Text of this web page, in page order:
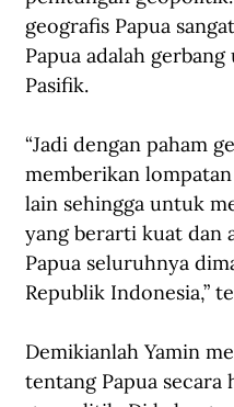
geografis Papua
Papua adalah
Pasifik.
“Jadi dengan paham
memberikan
lain sehingga untuk
yang berarti kuat dan
Papua seluruhnya
Republik Indonesia,”
Demikianlah Yamin
tentang Papua